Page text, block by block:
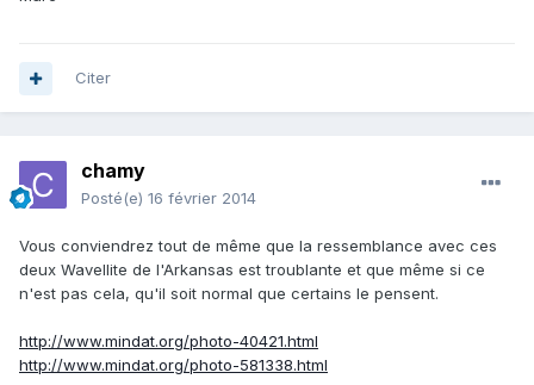
Citer
chamy
Posté(e) 16 février 2014
Vous conviendrez tout de même que la ressemblance avec ces
deux Wavellite de l'Arkansas est troublante et que même si ce
n'est pas cela, qu'il soit normal que certains le pensent.
http://www.mindat.org/photo-40421.html
http://www.mindat.org/photo-581338.html